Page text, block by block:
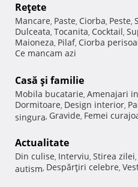
Reţete
Mancare, Paste, Ciorba, Peste,
Dulceata, Tocanita, Cocktail,
Maioneza, Pilaf, Ciorba
Ce mancam azi
Casă şi familie
Mobila bucatarie, Amenajari
Dormitoare, Design interior,
singura, Gravide, Femei
Actualitate
Din culise, Interviu, Stirea zilei,
autism, Despărţiri celebre,